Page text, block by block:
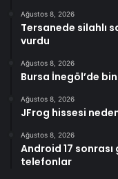
Ağustos 8, 2026
Tersanede silahlı
vurdu
Ağustos 8, 2026
Bursa İnegöl’de
Ağustos 8, 2026
JFrog hissesi
Ağustos 8, 2026
Android 17
telefonlar